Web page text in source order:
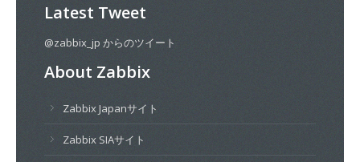
Latest Tweet
@zabbix_jp からのツイート
About Zabbix
Zabbix Japanサイト
Zabbix SIAサイト